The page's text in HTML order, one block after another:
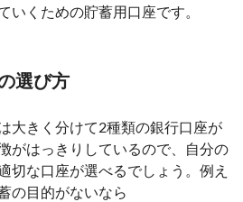
いくための貯蓄用口座です。
選び方
大きく分けて2種類の銀行口座が
がはっきりしているので、自分の
切な口座が選べるでしょう。例え
の目的がないなら